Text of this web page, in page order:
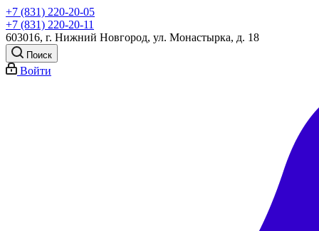
+7 (831) 220-20-05
+7 (831) 220-20-11
603016, г. Нижний Новгород, ул. Монастырка, д. 18
Поиск
Войти